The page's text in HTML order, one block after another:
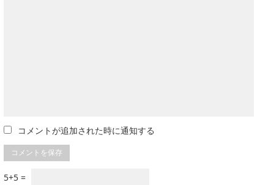
コメントが追加された時に通知する
5+5 =